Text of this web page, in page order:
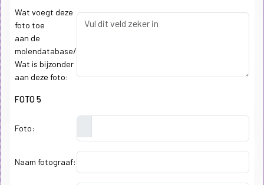
Wat voegt deze
foto toe
aan de
molendatabase/
Wat is bijzonder
aan deze foto:
FOTO 5
Foto:
Naam fotograaf: